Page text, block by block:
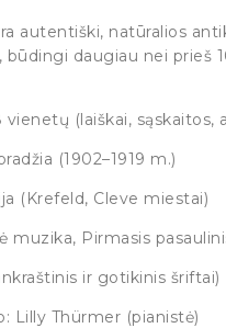
autentiški, natūralios
būdingi daugiau nei
vienetų (laiškai, sąskaitos,
(1902–1919 m.)
(Krefeld, Cleve miestai)
muzika, Pirmasis
ir gotikinis šriftai)
Lilly Thürmer (pianistė)